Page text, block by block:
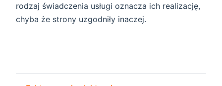
rodzaj świadczenia usługi oznacza ich realizację,
chyba że strony uzgodniły inaczej.